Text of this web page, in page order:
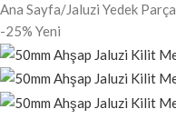
Ana Sayfa/Jaluzi Yedek Parça
-25% Yeni